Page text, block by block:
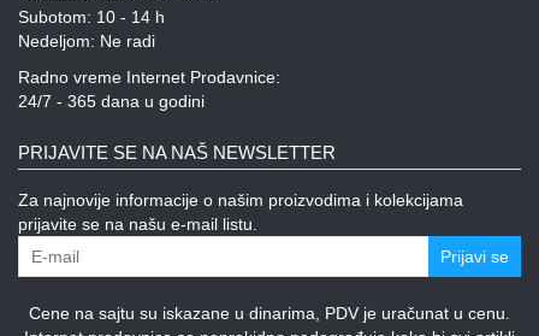
Subotom: 10 - 14 h
Nedeljom: Ne radi
Radno vreme Internet Prodavnice:
24/7 - 365 dana u godini
PRIJAVITE SE NA NAŠ NEWSLETTER
Za najnovije informacije o našim proizvodima i kolekcijama
prijavite se na našu e-mail listu.
Prijavi se
Cene na sajtu su iskazane u dinarima, PDV je uračunat u cenu.